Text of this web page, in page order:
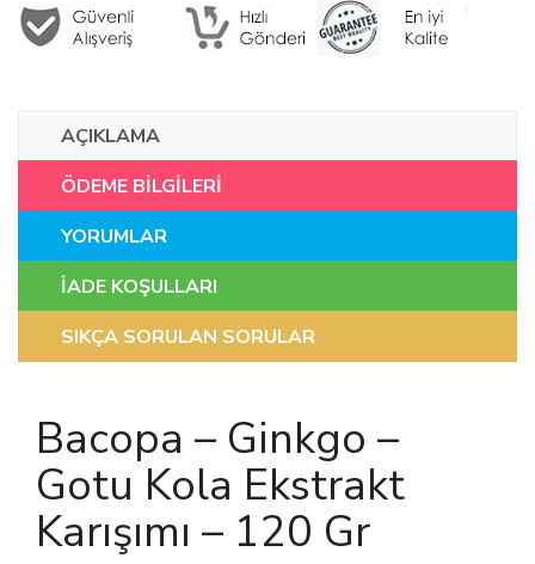
AÇIKLAMA
ÖDEME BİLGİLERİ
YORUMLAR
İADE KOŞULLARI
SIKÇA SORULAN SORULAR
Bacopa – Ginkgo –
Gotu Kola Ekstrakt
Karışımı – 120 Gr